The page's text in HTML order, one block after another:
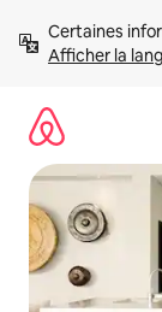
directement
Afficher la